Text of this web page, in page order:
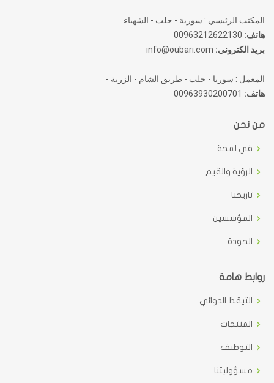
المكتب الرئيسي : سورية - حلب - الشهباء
هاتف:
بريد الكتروني:
المعمل : سوريا - حلب - طريق الشام - الزربة -
هاتف:
من نحن
في لمحة
الرؤية والقيم
تاريخنا
المؤسسين
الجودة
روابط هامة
التيقظ الدوائي
المنتجات
التوظيف
مسؤوليتنا